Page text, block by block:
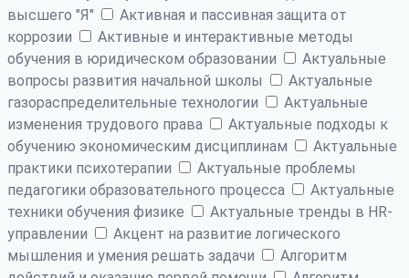
высшего "Я"
Активная и пассивная защита от
коррозии
Активные и интерактивные методы
обучения в юридическом образовании
Актуальные
вопросы развития начальной школы
Актуальные
газораспределительные технологии
Актуальные
изменения трудового права
Актуальные подходы к
обучению экономическим дисциплинам
Актуальные
практики психотерапии
Актуальные проблемы
педагогики образовательного процесса
Актуальные
техники обучения физике
Актуальные тренды в HR-
управлении
Акцент на развитие логического
мышления и умения решать задачи
Алгоритм